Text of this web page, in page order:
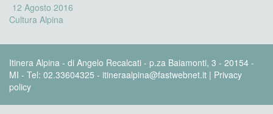
Postato
il
12 Agosto 2016
Categorie
Cultura Alpina
Itinera Alpina - di Angelo Recalcati - p.za Baiamonti, 3 - 20154 -
MI - Tel: 02.33604325 - itineraalpina@fastwebnet.it | Privacy
policy